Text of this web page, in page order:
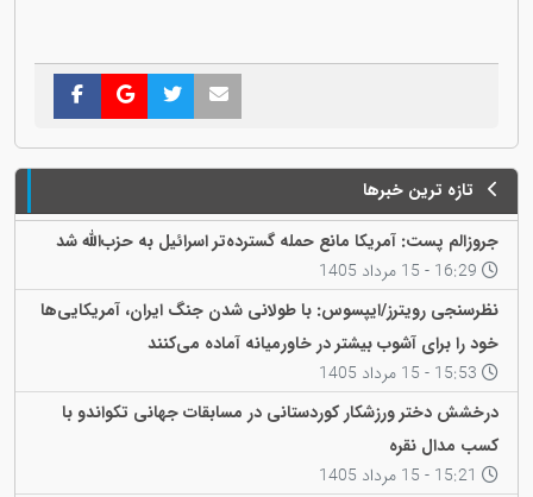
تازه ترین خبرها
جروزالم پست: آمریکا مانع حمله گسترده‌تر اسرائیل به حزب‌الله شد
نظرسنجی رویترز/ایپسوس: با طولانی شدن جنگ ایران، آمریکایی‌ها
خود را برای آشوب بیشتر در خاورمیانه آماده می‌کنند
درخشش دختر ورزشکار کوردستانی در مسابقات جهانی تکواندو با
کسب مدال نقره